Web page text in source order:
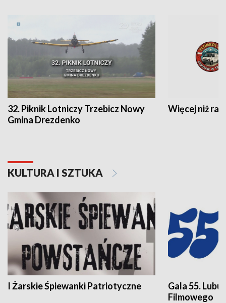
32. Piknik Lotniczy Trzebicz Nowy
Gmina Drezdenko
Więcej niż rajd
KULTURA I SZTUKA
I Żarskie Śpiewanki Patriotyczne
Gala 55.
Filmowego